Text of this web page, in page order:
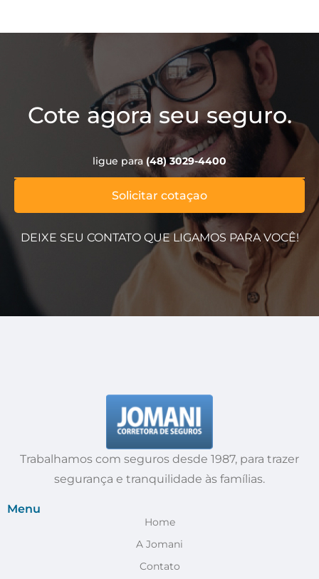
Cote agora seu seguro.
Solicitar cotaçao
ligue para (48) 3029-4400
DEIXE SEU CONTATO QUE LIGAMOS PARA VOCÊ!
Trabalhamos com seguros desde 1987, para trazer
segurança e tranquilidade às famílias.
Menu
Home
A Jomani
Contato